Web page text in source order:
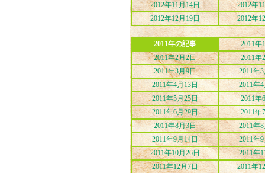
2012年11月14日
2012年
2012年12月19日
2012年
2011年の記事
2011年
2011年2月2日
2011年
2011年3月9日
2011年
2011年4月13日
2011年
2011年5月25日
2011年
2011年6月29日
2011年
2011年8月3日
2011年
2011年9月14日
2011年
2011年10月26日
2011年
2011年12月7日
2011年